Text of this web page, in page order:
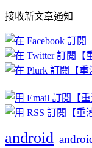
文
章
分
類
接收新文章通知
android